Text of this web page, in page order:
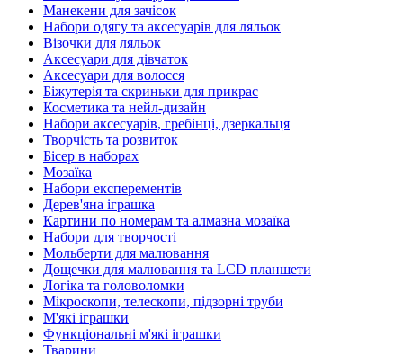
Манекени для зачісок
Набори одягу та аксесуарів для ляльок
Візочки для ляльок
Аксесуари для дівчаток
Аксесуари для волосся
Біжутерія та скриньки для прикрас
Косметика та нейл-дизайн
Набори аксесуарів, гребінці, дзеркальця
Творчість та розвиток
Бісер в наборах
Мозаїка
Набори експерементів
Дерев'яна іграшка
Картини по номерам та алмазна мозаїка
Набори для творчості
Мольберти для малювання
Дощечки для малювання та LCD планшети
Логіка та головоломки
Мікроскопи, телескопи, підзорні труби
М'які іграшки
Функціональні м'які іграшки
Тварини